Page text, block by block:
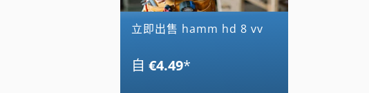
立即出售 hamm hd 8 vv
自 €4.49*